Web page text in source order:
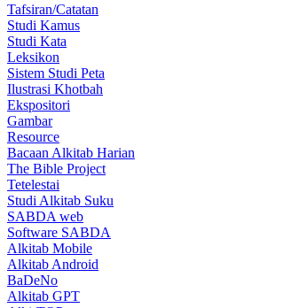
Tafsiran/Catatan
Studi Kamus
Studi Kata
Leksikon
Sistem Studi Peta
Ilustrasi Khotbah
Ekspositori
Gambar
Resource
Bacaan Alkitab Harian
The Bible Project
Tetelestai
Studi Alkitab Suku
SABDA web
Software SABDA
Alkitab Mobile
Alkitab Android
BaDeNo
Alkitab GPT